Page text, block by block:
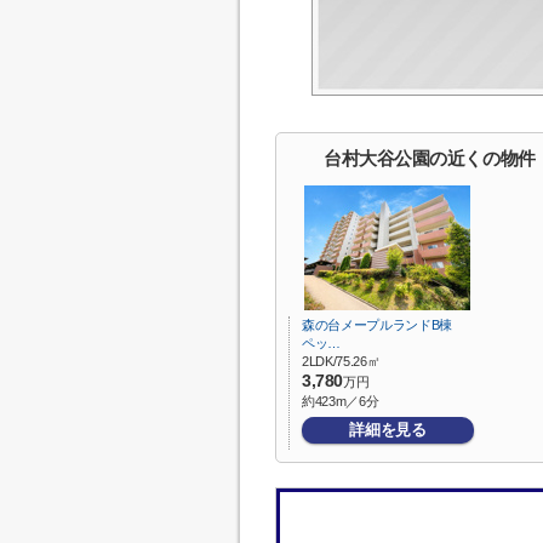
台村大谷公園の近くの物件
森の台メープルランドB棟
ペッ…
2LDK/75.26㎡
3,780万円
約423m／6分
詳細を見る